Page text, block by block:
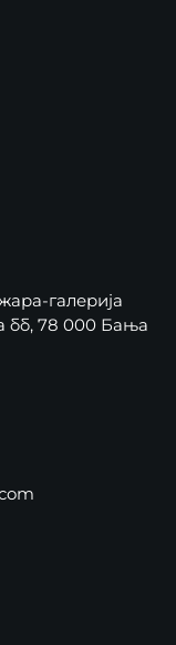
галерија
бб, 78 000 Бања